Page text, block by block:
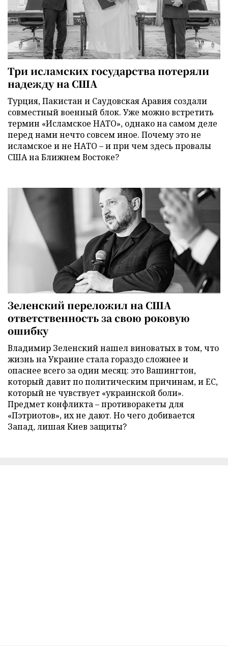
Три исламских государства потеряли
надежду на США
Турция, Пакистан и Саудовская Аравия создали
совместный военный блок. Уже можно встретить
термин «Исламское НАТО», однако на самом деле
перед нами нечто совсем иное. Почему это не
исламское и не НАТО – и при чем здесь провалы
США на Ближнем Востоке?
Зеленский переложил на США
ответственность за свою роковую
ошибку
Владимир Зеленский нашел виноватых в том, что
жизнь на Украине стала гораздо сложнее и
опаснее всего за один месяц: это Вашингтон,
который давит по политическим причинам, и ЕС,
который не чувствует «украинской боли».
Предмет конфликта – противоракеты для
«Пэтриотов», их не дают. Но чего добивается
Запад, лишая Киев защиты?